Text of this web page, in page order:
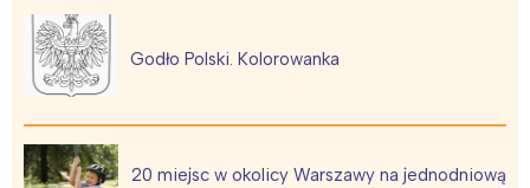
Godło Polski. Kolorowanka
20 miejsc w okolicy Warszawy na jednodniową